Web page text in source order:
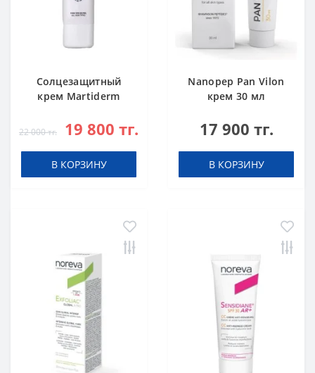
Cолцезащитный
крем Martiderm
SPF50+ 40 мл
22 000 тг. 19 800 тг.
В КОРЗИНУ
Nanopep Pan Vilon
крем 30 мл
17 900 тг.
В КОРЗИНУ